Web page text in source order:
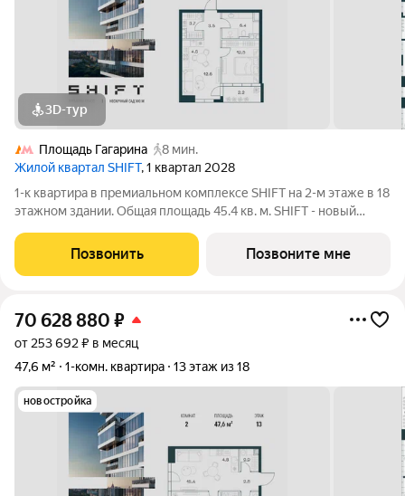
3D-тур
Площадь Гагарина
8 мин.
Жилой квартал SHIFT, 1 квартал 2028
1-к квартира в премиальном комплексе SHIFT на 2-м этаже в 18
этажном здании. Общая площадь 45.4 кв. м. SHIFT - новый
районе, в 300 м от Нескучного сада. Главная особенность
проекта - 5 башен, в
Позвонить Позвоните мне
70 628 880 ₽
от 253 692 ₽ в месяц
47,6 м²
1-комн. квартира 13 этаж из 18
новостройка